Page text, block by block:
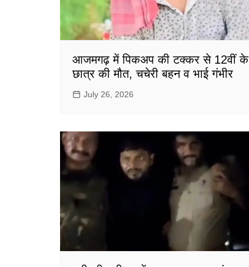
आजमगढ़ में पिकअप की टक्कर से 12वीं के
छात्र की मौत, चचेरी बहन व भाई गंभीर
July 26, 2026